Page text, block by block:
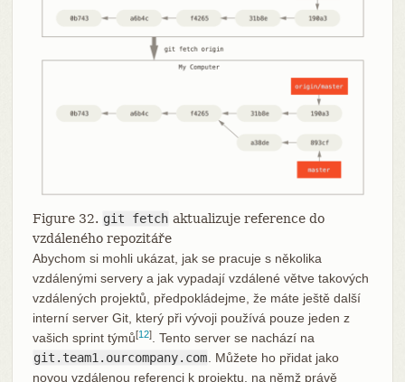
Figure 32. git fetch aktualizuje reference do
vzdáleného repozitáře
Abychom si mohli ukázat, jak se pracuje s několika
vzdálenými servery a jak vypadají vzdálené větve takových
vzdálených projektů, předpokládejme, že máte ještě další
interní server Git, který při vývoji používá pouze jeden z
vašich sprint týmů[12]. Tento server se nachází na
git.team1.ourcompany.com. Můžete ho přidat jako
novou vzdálenou referenci k projektu, na němž právě